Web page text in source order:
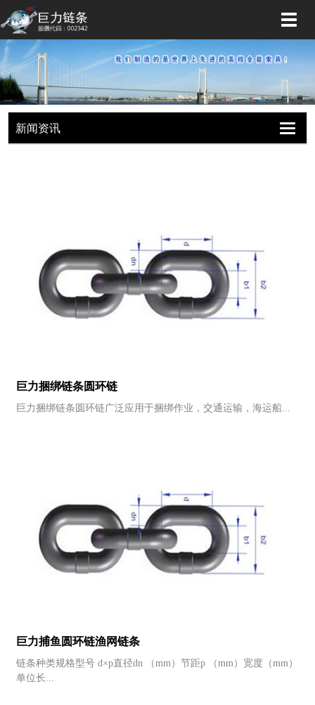
切
航
新闻资讯
切
换
巨力捆绑链条圆环链
巨力捆绑链条圆环链广泛应用于捆绑作业，交通运输，海运船...
巨力捕鱼圆环链渔网链条
链条种类规格型号 d×p直径dn （mm）节距p （mm）宽度（mm）
单位长...